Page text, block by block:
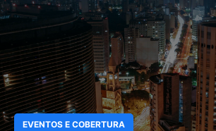
EVENTOS E COBERTURA